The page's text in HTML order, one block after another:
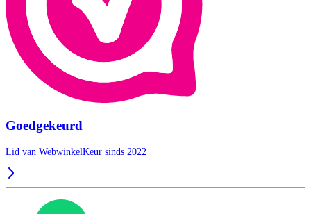
Goedgekeurd
Lid van WebwinkelKeur sinds 2022